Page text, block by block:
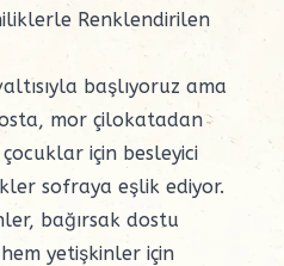
Renklendirilen
başlıyoruz ama
mor çilokatadan
için besleyici
sofraya eşlik ediyor.
bağırsak dostu
yetişkinler için